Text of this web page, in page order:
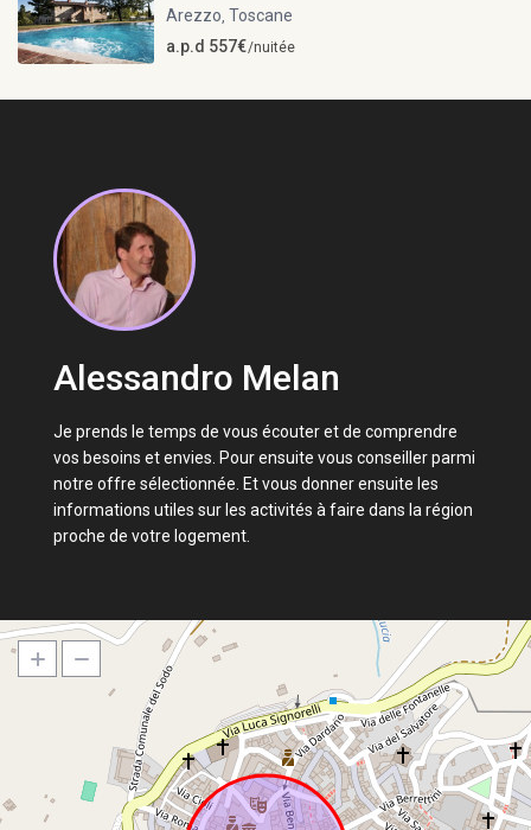
Arezzo ,Toscane
a.p.d 557€/nuitée
Alessandro Melan
Je prends le temps de vous écouter et de comprendre
vos besoins et envies. Pour ensuite vous conseiller parmi
notre offre sélectionnée. Et vous donner ensuite les
informations utiles sur les activités à faire dans la région
proche de votre logement.